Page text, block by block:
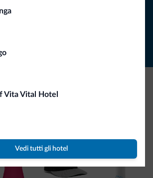
Vita Vital Hotel
Vedi tutti gli hotel
la nuova collezione
in tanti. Ecco la nuova collezione firmata